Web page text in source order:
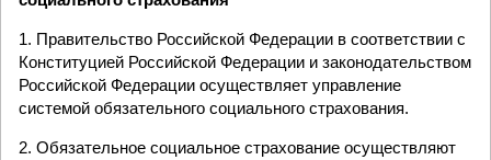
1. Правительство Российской Федерации в соответствии с
Конституцией Российской Федерации и законодательством
Российской Федерации осуществляет управление
системой обязательного социального страхования.
2. Обязательное социальное страхование осуществляют